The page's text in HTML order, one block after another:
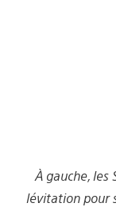
À gauche,
lévitation pour